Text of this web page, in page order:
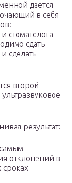
дается
в себя
стоматолога.
сдать
сделать
второй
результат:
самым
отклонений в
сроках